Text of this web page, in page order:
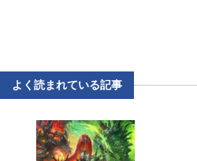
よく読まれている記事